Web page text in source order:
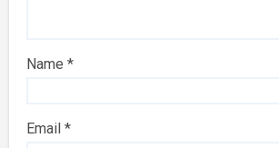
Name*
Email*